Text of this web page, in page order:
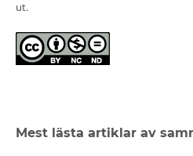
ut.
Mest lästa artiklar av